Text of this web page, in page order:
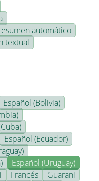
automático
textual
Español (Bolivia)
Español (Ecuador)
Español (Uruguay)
Francés
Guarani